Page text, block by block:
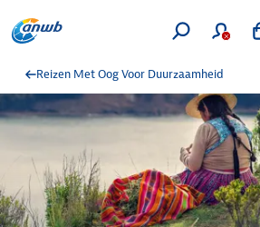
Reizen Met Oog Voor Duurzaamheid